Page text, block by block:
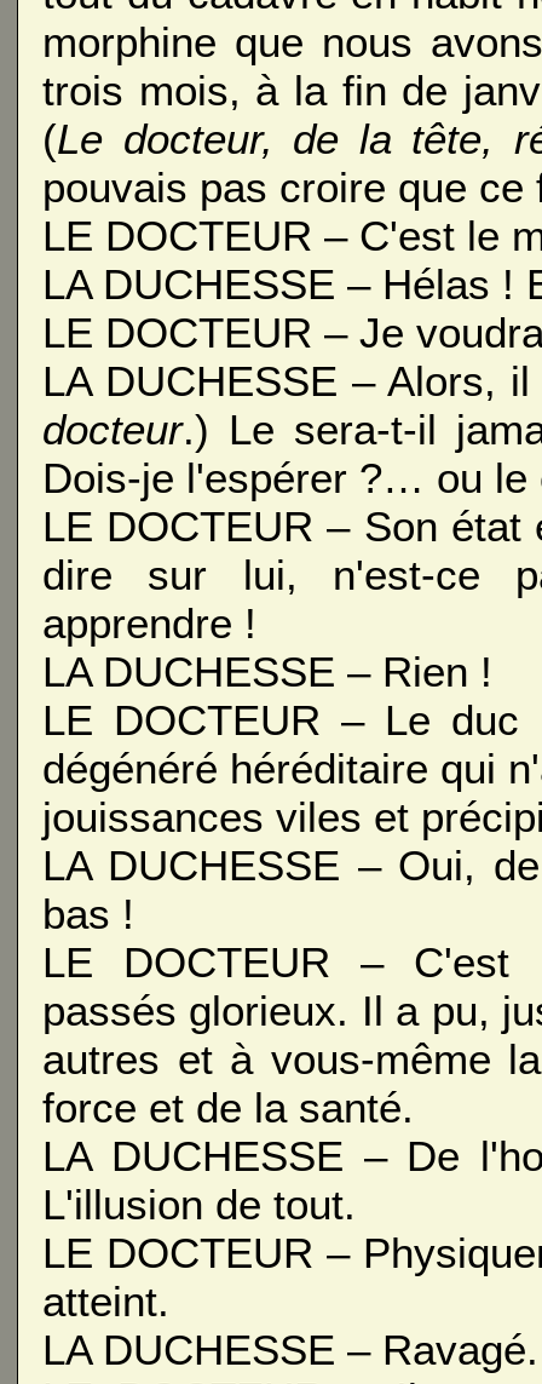
morphine que nous
trois mois, à la fin de
(Le docteur, de la tête,
pouvais pas croire que ce
LE DOCTEUR – C'est le
LA DUCHESSE – Hélas !
LE DOCTEUR – Je
LA DUCHESSE – Alors,
docteur.) Le sera-t-il
Dois-je l'espérer ?… ou le
LE DOCTEUR – Son
dire sur lui, n'est-ce
apprendre !
LA DUCHESSE – Rien !
LE DOCTEUR – Le
dégénéré héréditaire qui
jouissances viles et
LA DUCHESSE – Oui,
bas !
LE DOCTEUR – C'est
passés glorieux. Il a pu,
autres et à vous-même
force et de la santé.
LA DUCHESSE – De
L'illusion de tout.
LE DOCTEUR –
atteint.
LA DUCHESSE – Ravagé.